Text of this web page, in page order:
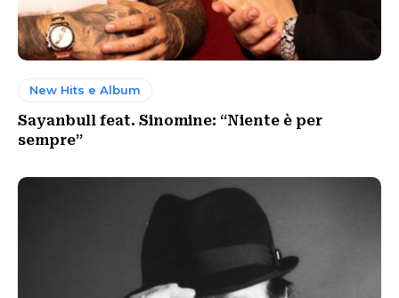
New Hits e Album
Sayanbull feat. Sinomine: “Niente è per
sempre”